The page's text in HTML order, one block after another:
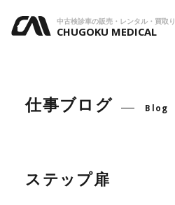
中古検診車の販売・レンタル・買取り
CHUGOKU MEDICAL
仕事ブログ Blog
ステップ扉